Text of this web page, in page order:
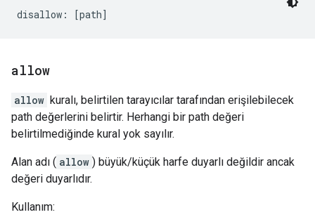
allow
allow kuralı, belirtilen tarayıcılar tarafından erişilebilecek
path değerlerini belirtir. Herhangi bir path değeri
belirtilmediğinde kural yok sayılır.
Alan adı ( allow ) büyük/küçük harfe duyarlı değildir ancak
değeri duyarlıdır.
Kullanım: